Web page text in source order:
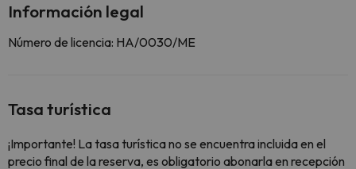
Información legal
Número de licencia: HA/0030/ME
Tasa turística
¡Importante! La tasa turística no se encuentra incluida en el
precio final de la reserva, es obligatorio abonarla en recepción